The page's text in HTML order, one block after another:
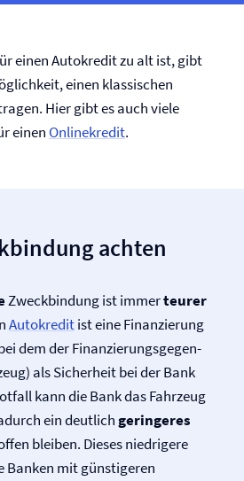
einen Autokredit zu alt ist, gibt
einen klassischen
Hier gibt es auch viele
einen Onlinekredit.
achten
Zweckbindung ist immerteurer
Autokreditist eine Finanzierung
dem der Finanzierungs­gegen­
als Sicherheit bei der Bank
kann die Bank das Fahrzeug
ein deutlichgeringeres
bleiben. Dieses niedrigere
Banken mit günstigeren